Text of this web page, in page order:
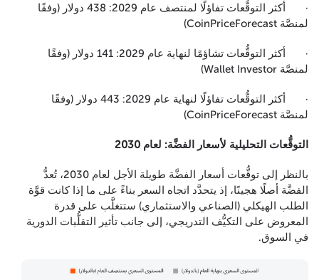
· أكثر التوقُّعات تفاؤلًا لمنتصف عام 2029: 438 دولار (وفقًا
لمنصَّة CoinPriceForecast)
· أكثر التوقُّعات تشاؤمًا لنهاية عام 2029: 141 دولار (وفقًا
لمنصَّة Wallet Investor)
· أكثر التوقُّعات تفاؤلًا لنهاية عام 2029: 443 دولار (وفقًا
لمنصَّة CoinPriceForecast)
التوقُّعات التحليلية لأسعار الفضَّة: لعام 2030
بالنظر إلى توقُّعات أسعار الفضَّة طويلة الأجل لعام 2030، تُعدُّ
الفضَّة أصلًا هجينًا، إذ يتحدَّد اتجاه السعر بناءً على ما إذا كانت قوَّة
الطلب الهيكلي (الصناعي والاستثماري) ستتغلَّب على قدرة
المعروض على التكيُّف التدريجي، إلى جانب تأثير التقلُّبات الدورية
في السوق.